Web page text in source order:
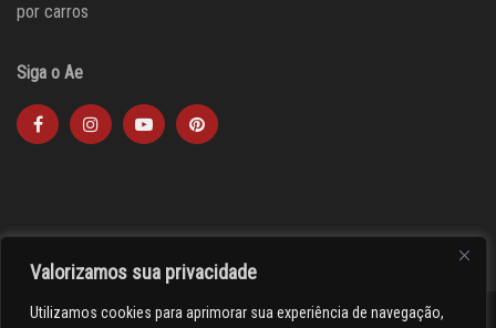
Valorizamos sua privacidade
Utilizamos cookies para aprimorar sua experiência de navegação,
por carros
Siga o Ae